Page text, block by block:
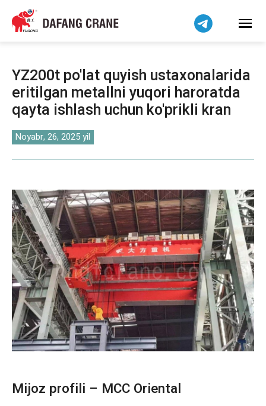
YZ200t po'lat quyish ustaxonalarida
eritilgan metallni yuqori haroratda
qayta ishlash uchun ko'prikli kran
Noyabr, 26, 2025 yil
Mijoz profili – MCC Oriental
हिन्दी
Bahasa Indonesia
简体中文
বাংলা
فارسی
Pilipino
اردو
Čeština
Беларуская мова
Kiswahili
Dansk
Norsk